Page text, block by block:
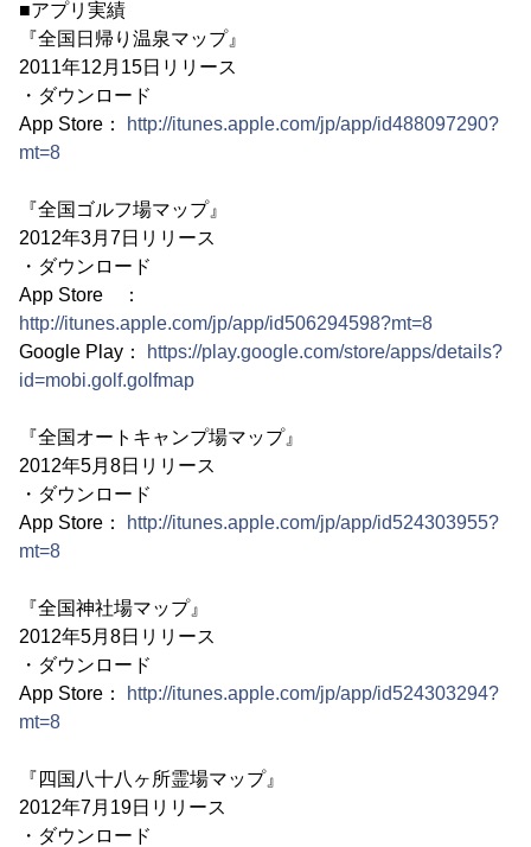
■アプリ実績
『全国日帰り温泉マップ』
2011年12月15日リリース
・ダウンロード
App Store：
http://itunes.apple.com/jp/app/id488097290?
mt=8
『全国ゴルフ場マップ』
2012年3月7日リリース
・ダウンロード
App Store ：
http://itunes.apple.com/jp/app/id506294598?mt=8
Google Play：
https://play.google.com/store/apps/details?
id=mobi.golf.golfmap
『全国オートキャンプ場マップ』
2012年5月8日リリース
・ダウンロード
App Store：
http://itunes.apple.com/jp/app/id524303955?
mt=8
『全国神社場マップ』
2012年5月8日リリース
・ダウンロード
App Store：
http://itunes.apple.com/jp/app/id524303294?
mt=8
『四国八十八ヶ所霊場マップ』
2012年7月19日リリース
・ダウンロード